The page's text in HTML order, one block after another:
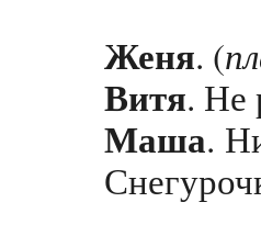
Женя. (
Витя. Не
Маша.